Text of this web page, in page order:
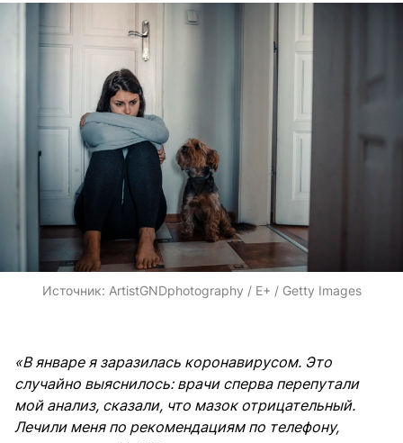
Источник: ArtistGNDphotography / E+ / Getty Images
«В январе я заразилась коронавирусом. Это
случайно выяснилось: врачи сперва перепутали
мой анализ, сказали, что мазок отрицательный.
Лечили меня по рекомендациям по телефону,